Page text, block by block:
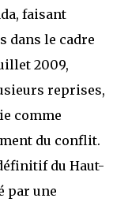
faisant
dans le cadre
2009,
reprises,
comme
du conflit.
du Haut-
par une